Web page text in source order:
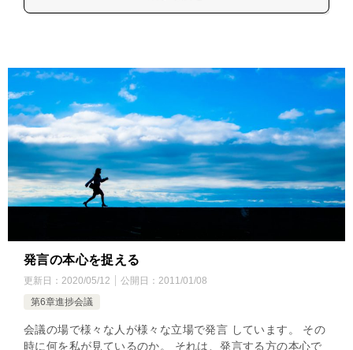
発言の本心を捉える
更新日： 2020/05/12 公開日： 2011/01/08
第6章進捗会議
会議の場で様々な人が様々な立場で発言 しています。 その
時に何を私が見ているのか。 それは、発言する方の本心で